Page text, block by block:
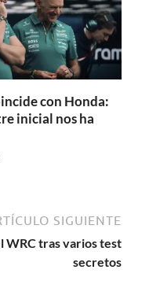
con Honda:
inicial nos ha
SIGUIENTE
WRC tras varios test
secretos